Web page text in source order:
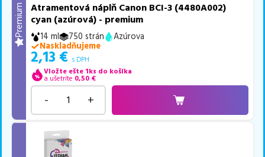
Premium
Atramentová náplň Canon BCI-3 (4480A002)
cyan (azúrová) - premium
14 ml 750 strán
Azúrova
Naskladňujeme
2,13 € s DPH
Vložte ešte 1ks do košíka
a ušetríte 0,50 €
- +